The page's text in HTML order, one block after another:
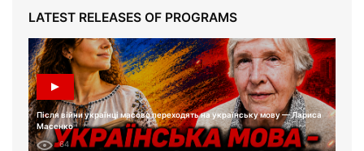
LATEST RELEASES OF PROGRAMS
Після війни українці масово переходять на українську мову — Лариса
Масенко
64